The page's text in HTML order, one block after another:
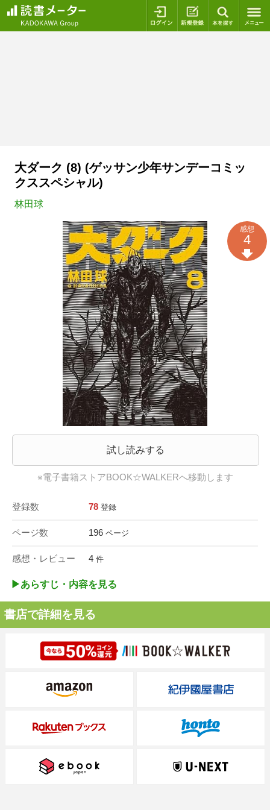
ログイン 新規登録
大ダーク (8) (ゲッサン少年サンデーコミッ
クススペシャル)
林田球
試し読みする
※電子書籍ストアBOOK☆WALKERへ移動します
登録数 78 登録
ページ数 196 ページ
感想・レビュー 4 件
感想
4
▶︎あらすじ・内容を見る
書店で詳細を見る